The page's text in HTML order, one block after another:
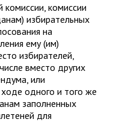
комиссии
избирательных
на
ему (им)
избирателей,
вместо других
или
одного и того же
заполненных
для